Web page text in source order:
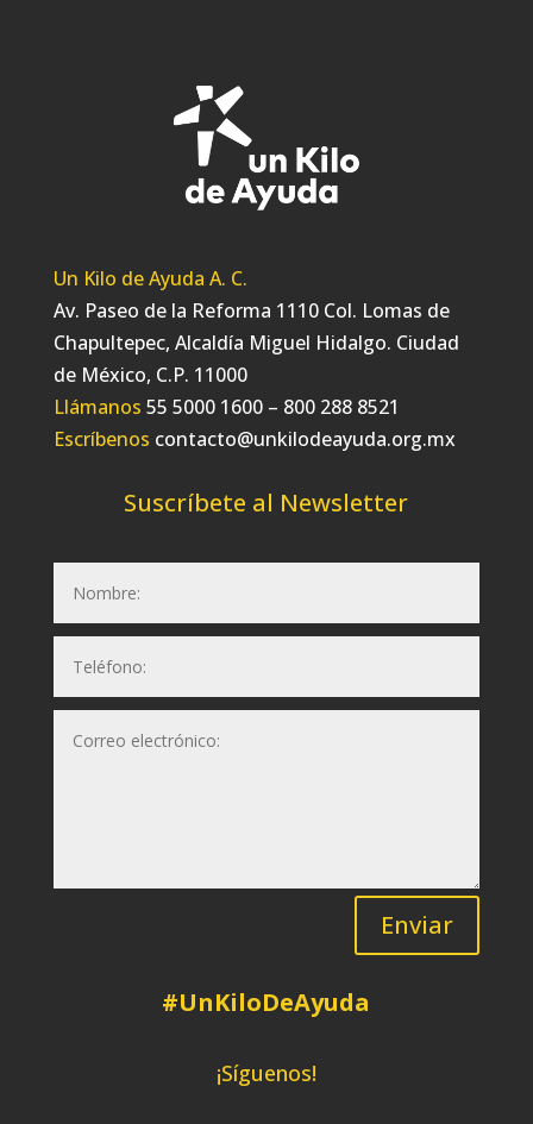
Un Kilo de Ayuda A. C.
Av. Paseo de la Reforma 1110 Col. Lomas de
Chapultepec, Alcaldía Miguel Hidalgo. Ciudad
de México, C.P. 11000
Llámanos 55 5000 1600 – 800 288 8521
Escríbenos contacto@unkilodeayuda.org.mx
Suscríbete al Newsletter
Enviar
#UnKiloDeAyuda
¡Síguenos!